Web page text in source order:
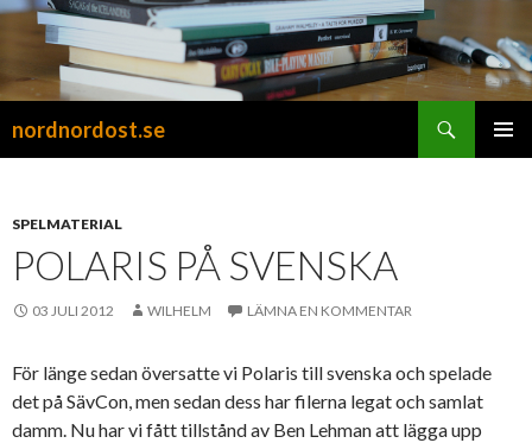
nordnordost.se
SPELMATERIAL
POLARIS PÅ SVENSKA
03 JULI 2012 WILHELM LÄMNA EN KOMMENTAR
För länge sedan översatte vi Polaris till svenska och spelade
det på SävCon, men sedan dess har filerna legat och samlat
damm. Nu har vi fått tillstånd av Ben Lehman att lägga upp